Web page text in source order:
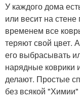
У каждого дома
или весит на стене
временем все
теряют свой цвет.
его выбрасывать
нарядные коврики
делают. Простые
без всякой